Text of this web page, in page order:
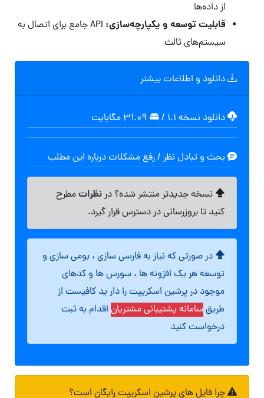
از داده‌ها
قابلیت توسعه و یکپارچه‌سازی:
API جامع برای اتصال به
سیستم‌های ثالث
دانلود و اطلاعات بیشتر
دانلود نسخه ۱.۱ /
بحث و تبادل نظر / رفع مشکلات درباره این مطلب
نسخه جدیدتر منتشر شده؟ درنظراتمطرح
کنید تا بروزرسانی در دسترس قرار گیرد.
در صورتی که نیاز به فارسی سازی ، بومی سازی و
توسعه هر یک افزونه ها ، سورس ها و کدهای
موجود در پرشین اسکریپت را دار ید کافیست از
طریقسامانه پشتیبانی مشتریان اقدام به ثبت
درخواست کنید
چرا فایل های پرشین اسکریپت رایگان است؟